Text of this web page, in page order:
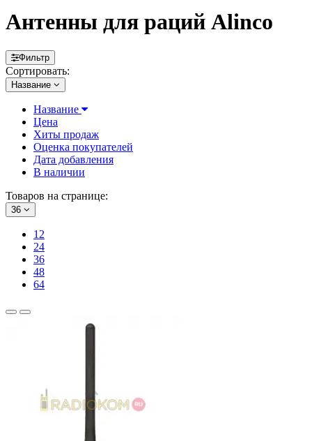
Антенны для раций Alinco
Фильтр
Сортировать:
Название
Название
Цена
Хиты продаж
Оценка покупателей
Дата добавления
В наличии
Товаров на странице:
36
12
24
36
48
64